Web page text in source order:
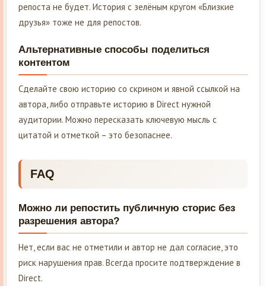
репоста не будет. История с зелёным кругом «Близкие
друзья» тоже не для репостов.
Альтернативные способы поделиться
контентом
Сделайте свою историю со скрином и явной ссылкой на
автора, либо отправьте историю в Direct нужной
аудитории. Можно пересказать ключевую мысль с
цитатой и отметкой – это безопаснее.
FAQ
Можно ли репостить публичную сторис без
разрешения автора?
Нет, если вас не отметили и автор не дал согласие, это
риск нарушения прав. Всегда просите подтверждение в
Direct.